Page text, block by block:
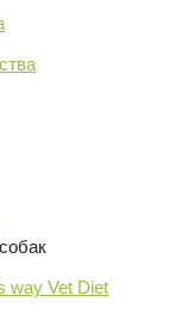
way Vet Diet